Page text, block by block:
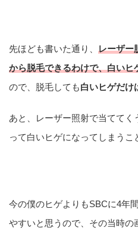
先ほども書いた通り、 レーザー
から脱毛できるわけで、白いヒ
ので、脱毛しても白いヒゲだけ
あと、レーザー照射で当てて
って白いヒゲになってしまうこ
今の僕のヒゲよりもSBCに4年
やすいと思うので、その当時の